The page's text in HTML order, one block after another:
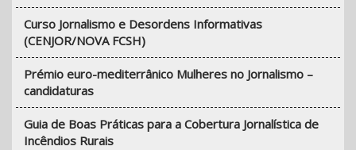
Curso Jornalismo e Desordens Informativas
(CENJOR/NOVA FCSH)
Prémio euro-mediterrânico Mulheres no Jornalismo –
candidaturas
Guia de Boas Práticas para a Cobertura Jornalística de
Incêndios Rurais